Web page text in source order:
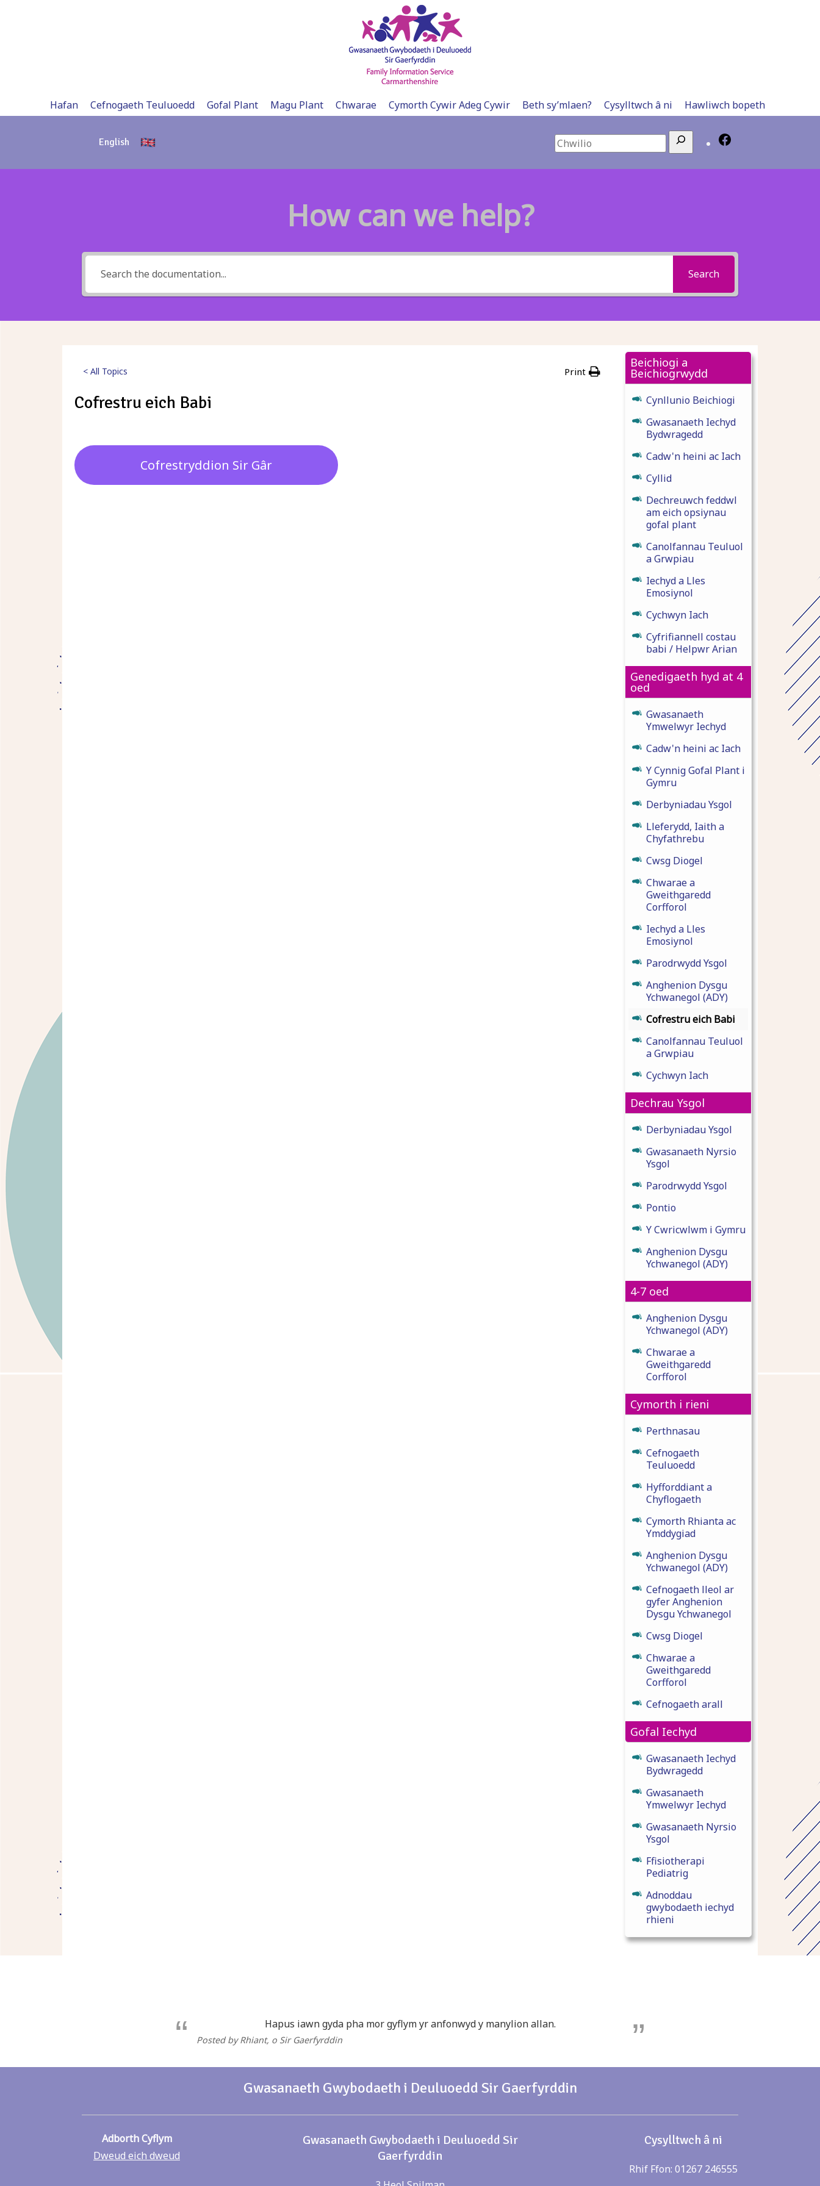
Hafan Cefnogaeth Teuluoedd Gofal Plant Magu Plant Chwarae Cymorth Cywir Adeg Cywir Beth sy’mlaen? Cysylltwch â ni Hawliwch bopeth
English Search
How can we help?
Search
< All Topics Print
Cofrestru eich Babi
Cofrestryddion Sir Gâr
Beichiogi a
Beichiogrwydd
Cynllunio Beichiogi
Gwasanaeth Iechyd
Bydwragedd
Cadw'n heini ac Iach
Cyllid
Dechreuwch feddwl
am eich opsiynau
gofal plant
Canolfannau Teuluol
a Grwpiau
Iechyd a Lles
Emosiynol
Cychwyn Iach
Cyfrifiannell costau
babi / Helpwr Arian
Genedigaeth hyd at 4
oed
Gwasanaeth
Ymwelwyr Iechyd
Cadw'n heini ac Iach
Y Cynnig Gofal Plant i
Gymru
Derbyniadau Ysgol
Lleferydd, Iaith a
Chyfathrebu
Cwsg Diogel
Chwarae a
Gweithgaredd
Corfforol
Iechyd a Lles
Emosiynol
Parodrwydd Ysgol
Anghenion Dysgu
Ychwanegol (ADY)
Cofrestru eich Babi
Canolfannau Teuluol
a Grwpiau
Cychwyn Iach
Dechrau Ysgol
Derbyniadau Ysgol
Gwasanaeth Nyrsio
Ysgol
Parodrwydd Ysgol
Pontio
Y Cwricwlwm i Gymru
Anghenion Dysgu
Ychwanegol (ADY)
4-7 oed
Anghenion Dysgu
Ychwanegol (ADY)
Chwarae a
Gweithgaredd
Corfforol
Cymorth i rieni
Perthnasau
Cefnogaeth
Teuluoedd
Hyfforddiant a
Chyflogaeth
Cymorth Rhianta ac
Ymddygiad
Anghenion Dysgu
Ychwanegol (ADY)
Cefnogaeth lleol ar
gyfer Anghenion
Dysgu Ychwanegol
Cwsg Diogel
Chwarae a
Gweithgaredd
Corfforol
Cefnogaeth arall
Gofal Iechyd
Gwasanaeth Iechyd
Bydwragedd
Gwasanaeth
Ymwelwyr Iechyd
Gwasanaeth Nyrsio
Ysgol
Ffisiotherapi
Pediatrig
Adnoddau
gwybodaeth iechyd
rhieni
Hapus iawn gyda pha mor gyflym yr anfonwyd y manylion allan.
Posted by Rhiant, o Sir Gaerfyrddin
Gwasanaeth Gwybodaeth i Deuluoedd Sir Gaerfyrddin
Adborth Cyflym
Dweud eich dweud
Gwasanaeth Gwybodaeth i Deuluoedd Sir
Gaerfyrddin
Cysylltwch â ni
Rhif Ffon: 01267 246555